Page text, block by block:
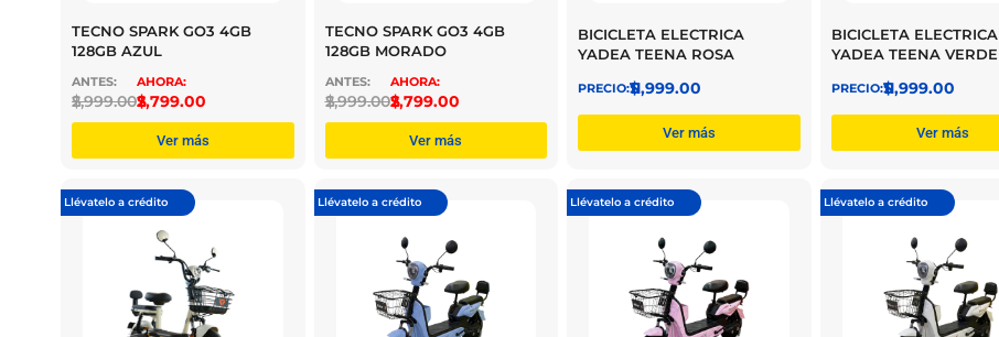
TECNO SPARK GO3 4GB
128GB AZUL
$
2,999.00$
2,799.00
Ver más
TECNO SPARK GO3 4GB
128GB MORADO
$
2,999.00$
2,799.00
Ver más
BICICLETA ELECTRICA
YADEA TEENA ROSA
$
11,999.00
Ver más
BICICLETA ELECTRICA
YADEA TEENA VERDE
$
11,999.00
Ver más
Llévatelo a crédito Llévatelo a crédito Llévatelo a crédito Llévatelo a crédito